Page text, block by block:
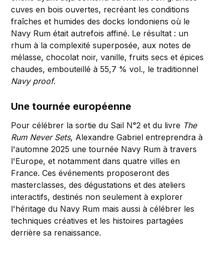
cuves en bois ouvertes, recréant les conditions
fraîches et humides des docks londoniens où le
Navy Rum était autrefois affiné. Le résultat : un
rhum à la complexité superposée, aux notes de
mélasse, chocolat noir, vanille, fruits secs et épices
chaudes, embouteillé à 55,7 % vol., le traditionnel
Navy proof.
Une tournée européenne
Pour célébrer la sortie du Sail N°2 et du livre The
Rum Never Sets, Alexandre Gabriel entreprendra à
l'automne 2025 une tournée Navy Rum à travers
l'Europe, et notamment dans quatre villes en
France. Ces événements proposeront des
masterclasses, des dégustations et des ateliers
interactifs, destinés non seulement à explorer
l'héritage du Navy Rum mais aussi à célébrer les
techniques créatives et les histoires partagées
derrière sa renaissance.